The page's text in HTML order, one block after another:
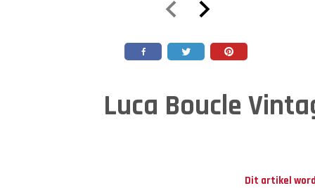
Luca Boucle
Dit artikel